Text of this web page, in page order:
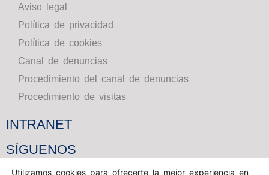
Aviso legal
Política de privacidad
Política de cookies
Canal de denuncias
Procedimiento del canal de denuncias
Procedimiento de visitas
INTRANET
SÍGUENOS
Utilizamos cookies para ofrecerte la mejor experiencia en